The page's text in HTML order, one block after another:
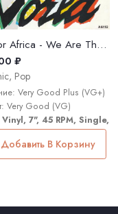
All Media, LP, Stereo,
USA For Africa - We Are The World
₽
Pop
Very Good Plus (VG+)
Very Good (VG)
Vinyl, 7", 45 RPM, Single,
Добавить В Корзину